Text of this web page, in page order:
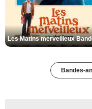
Bandes-